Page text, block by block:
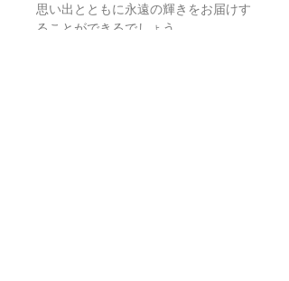
思い出とともに永遠の輝きをお届けす
ることができるでしょう。